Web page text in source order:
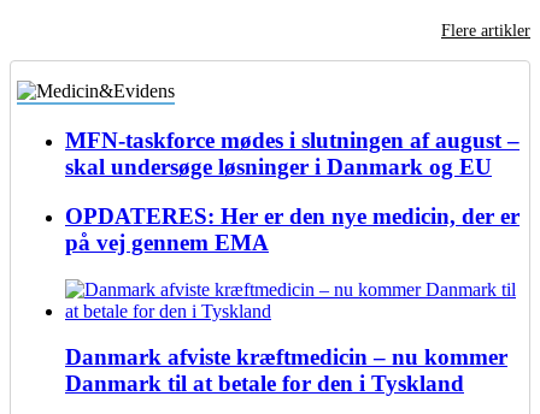
Flere artikler
MFN-taskforce mødes i slutningen af august –
skal undersøge løsninger i Danmark og EU
OPDATERES: Her er den nye medicin, der er
på vej gennem EMA
Danmark afviste kræftmedicin – nu kommer
Danmark til at betale for den i Tyskland